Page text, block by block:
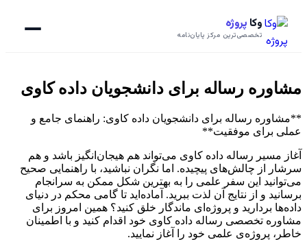
وکا پروژه
تخصصی‌ترین مرکز پایان‌نامه
مشاوره رساله برای دانشجویان داده کاوی
**مشاوره رساله برای دانشجویان داده کاوی: راهنمای جامع و
عملی برای موفقیت**
آغاز مسیر رساله داده کاوی می‌تواند هم هیجان‌انگیز باشد و هم
سرشار از چالش‌های پیچیده. اما نگران نباشید، با راهنمایی صحیح
می‌توانید این سفر علمی را به بهترین شکل ممکن به سرانجام
برسانید و از نتایج آن لذت ببرید. آماده‌اید تا گامی محکم در دنیای
داده‌ها بردارید و پروژه‌ای ماندگار خلق کنید؟ همین امروز برای
مشاوره تخصصی رساله داده کاوی خود اقدام کنید و با اطمینان
خاطر، پروژه‌ی علمی خود را آغاز نمایید.